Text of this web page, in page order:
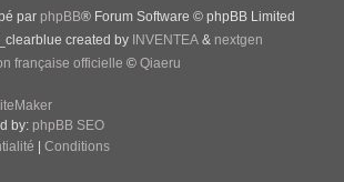
par phpBB® Forum Software © phpBB Limited
created by INVENTEA & nextgen
française officielle © Qiaeru
by: phpBB SEO
Conditions